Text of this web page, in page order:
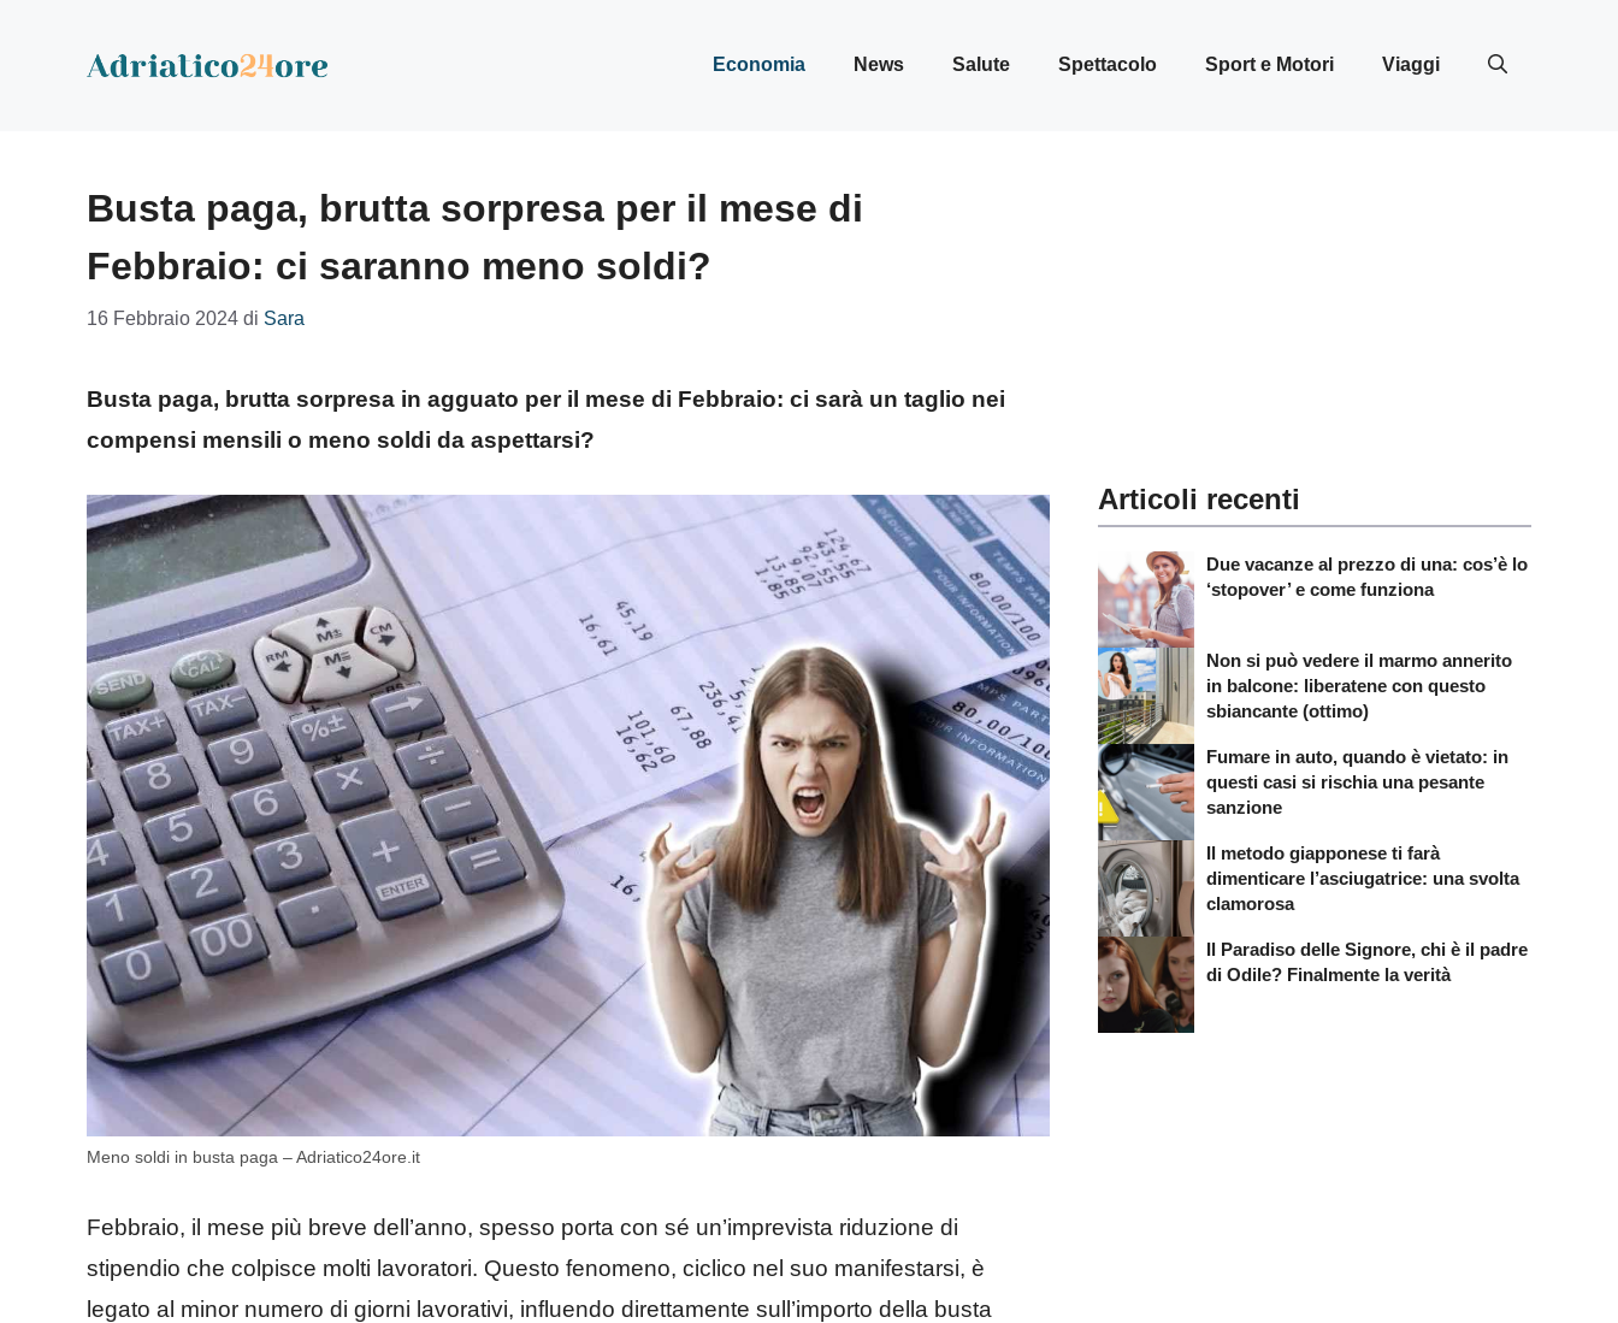
Economia News Salute Spettacolo Sport e Motori Viaggi
Busta paga, brutta sorpresa per il mese di
Febbraio: ci saranno meno soldi?
16 Febbraio 2024 di Sara
Busta paga, brutta sorpresa in agguato per il mese di Febbraio: ci sarà un taglio nei
compensi mensili o meno soldi da aspettarsi?
Meno soldi in busta paga – Adriatico24ore.it
Febbraio, il mese più breve dell’anno, spesso porta con sé un’imprevista riduzione di
stipendio che colpisce molti lavoratori. Questo fenomeno, ciclico nel suo manifestarsi, è
legato al minor numero di giorni lavorativi, influendo direttamente sull’importo della busta
Articoli recenti
Due vacanze al prezzo di una: cos’è lo
‘stopover’ e come funziona
Non si può vedere il marmo annerito
in balcone: liberatene con questo
sbiancante (ottimo)
Fumare in auto, quando è vietato: in
questi casi si rischia una pesante
sanzione
Il metodo giapponese ti farà
dimenticare l’asciugatrice: una svolta
clamorosa
Il Paradiso delle Signore, chi è il padre
di Odile? Finalmente la verità